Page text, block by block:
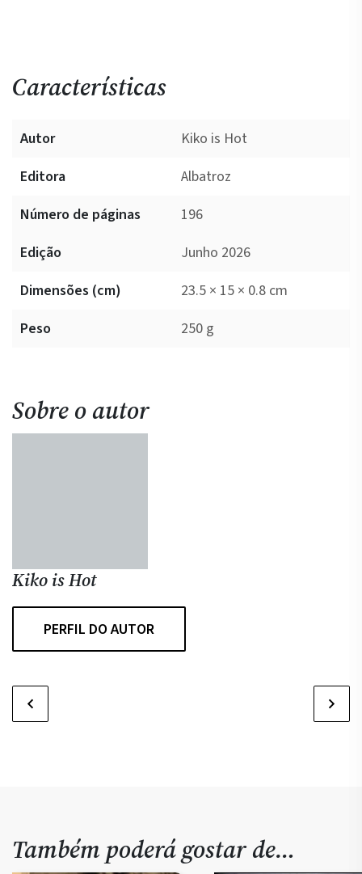
Características
Autor
Kiko is Hot
Editora
Albatroz
Número de páginas
196
Edição
Junho 2026
Dimensões (cm)
23.5 × 15 × 0.8 cm
Peso
250 g
Sobre o autor
Kiko is Hot
PERFIL DO AUTOR
Também poderá gostar de…